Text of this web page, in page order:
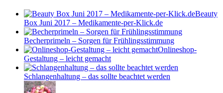
Beauty
Box Juni 2017 – Medikamente-per-Klick.de
Becherprimeln – Sorgen für Frühlingsstimmung
Onlineshop-
Gestaltung – leicht gemacht
Schlangenhaltung – das sollte beachtet werden